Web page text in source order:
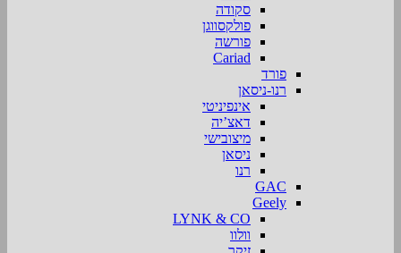
סקודה
פולקסווגן
פורשה
Cariad
פורד
רנו-ניסאן
אינפיניטי
דאצ’יה
מיצובישי
ניסאן
רנו
GAC
Geely
LYNK & CO
וולוו